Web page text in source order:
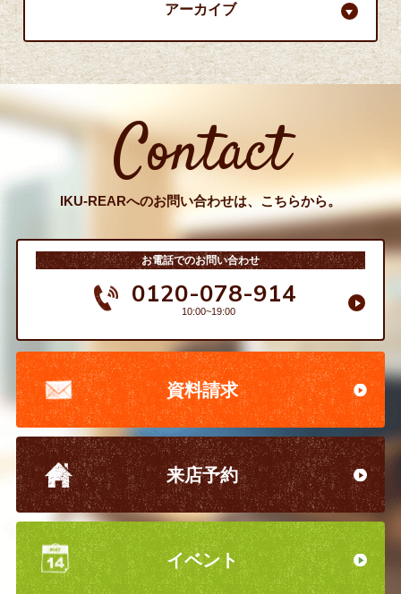
アーカイブ
Contact
IKU-REARへのお問い合わせは、こちらから。
お電話でのお問い合わせ
0120-078-914
10:00~19:00
資料請求
来店予約
イベント